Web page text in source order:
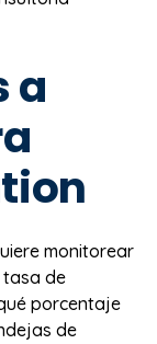
a
monitorear
tasa de
porcentaje
de